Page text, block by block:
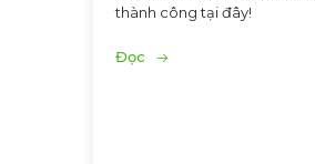
thành công tại đây!
Đọc